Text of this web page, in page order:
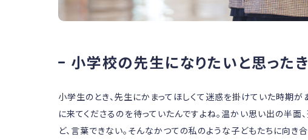
小学校の先生になりたいと思った
小学生のとき、先生にかまってほしくて迷惑を掛けていた時期が
に来てくださるのを待っていたんですよね。温かい思い出の半面
ど、言葉できない。そんなかつての私のような子どもたちに向き